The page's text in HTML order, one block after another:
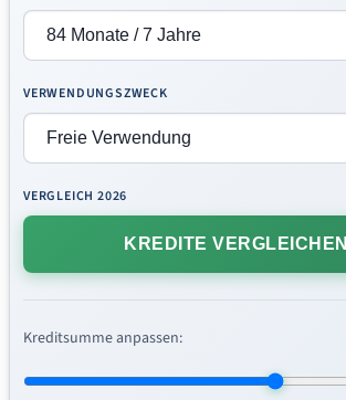
VERWENDUNGSZWECK
VERGLEICH 2026
KREDITE VERGLEICHEN
Kreditsumme anpassen: